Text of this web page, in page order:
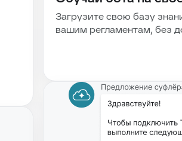
Загрузите свою базу
вашим регламентам, без